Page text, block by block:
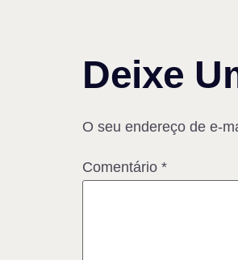
Deixe
O seu endereço de e-
Comentário *